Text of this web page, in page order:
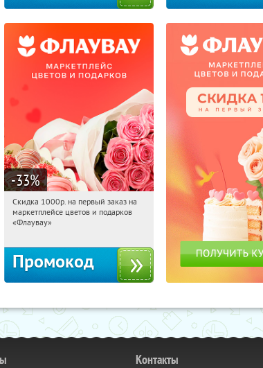
-33%
08:50:22 Получили:
Россия
Скидка 1000р. на первый заказ на
маркетплейсе цветов и подарков
«Флаувау»
Промокод
Контакты